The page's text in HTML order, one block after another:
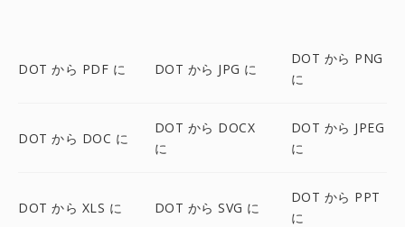
DOT から PDF に DOT から JPG に
DOT から PNG
に
DOT から DOC に
DOT から DOCX
に
DOT から JPEG
に
DOT から XLS に DOT から SVG に
DOT から PPT
に